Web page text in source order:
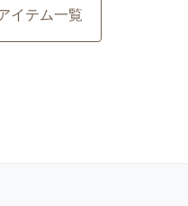
イテム一覧